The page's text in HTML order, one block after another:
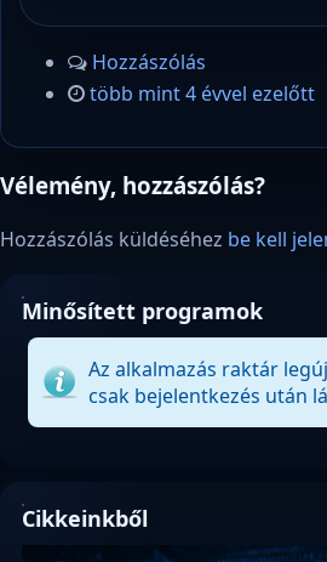
Hozzászólás
több mint 4 évvel ezelőtt
Vélemény, hozzászólás?
Hozzászólás küldéséhez be kell
Minősített programok
Az alkalmazás raktár
csak bejelentkezés után
Cikkeinkből